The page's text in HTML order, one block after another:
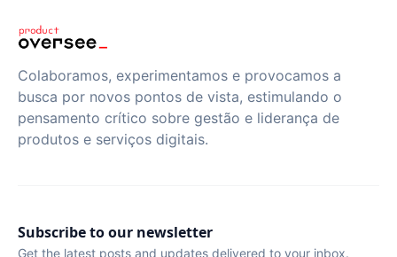
Colaboramos, experimentamos e provocamos a
busca por novos pontos de vista, estimulando o
pensamento crítico sobre gestão e liderança de
produtos e serviços digitais.
Subscribe to our newsletter
Get the latest posts and updates delivered to your inbox.